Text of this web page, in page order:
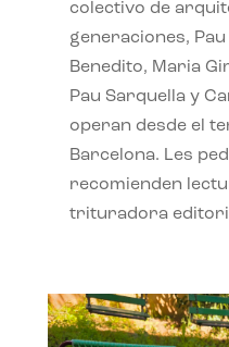
colectivo de
generaciones,
Benedito, Maria
Pau Sarquella y
operan desde el
Barcelona. Les
recomienden
trituradora